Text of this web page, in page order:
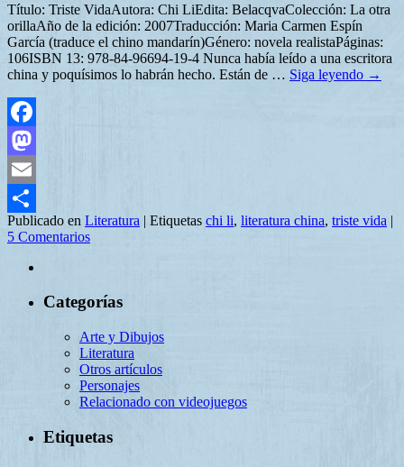
Título: Triste VidaAutora: Chi LiEdita: BelacqvaColección: La otra
orillaAño de la edición: 2007Traducción: Maria Carmen Espín
García (traduce el chino mandarín)Género: novela realistaPáginas:
106ISBN 13: 978-84-96694-19-4 Nunca había leído a una escritora
china y poquísimos lo habrán hecho. Están de … Siga leyendo →
Facebook
Mastodon
Email
Compartir
Publicado en Literatura | Etiquetas chi li, literatura china, triste vida |
5 Comentarios
Categorías
Arte y Dibujos
Literatura
Otros artículos
Personajes
Relacionado con videojuegos
Etiquetas